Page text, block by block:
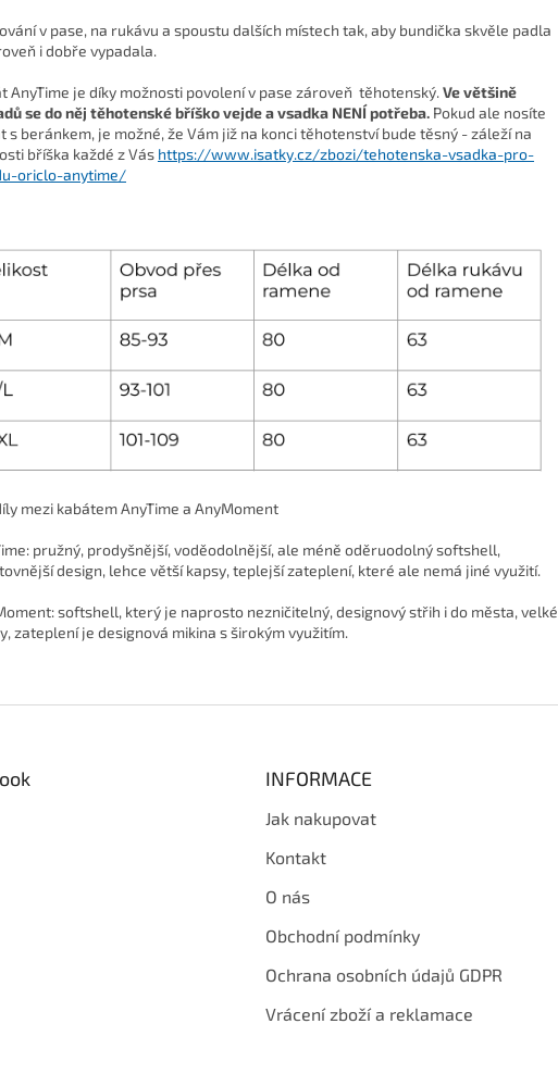
v pase, na rukávu a spoustu dalších místech tak, aby bundička skvěle padla
i dobře vypadala.
AnyTime je díky možnosti povolení v pase zároveň těhotenský. Ve většině
se do něj těhotenské bříško vejde a vsadka NENÍ potřeba. Pokud ale nosíte
s beránkem, je možné, že Vám již na konci těhotenství bude těsný - záleží na
bříška každé z Vás https://www.isatky.cz/zbozi/tehotenska-vsadka-pro-
oriclo-anytime/
mezi kabátem AnyTime a AnyMoment
pružný, prodyšnější, voděodolnější, ale méně oděruodolný softshell,
design, lehce větší kapsy, teplejší zateplení, které ale nemá jiné využití.
softshell, který je naprosto nezničitelný, designový střih i do města, velké
zateplení je designová mikina s širokým využitím.
INFORMACE
Jak nakupovat
Kontakt
O nás
Obchodní podmínky
Ochrana osobních údajů GDPR
Vrácení zboží a reklamace